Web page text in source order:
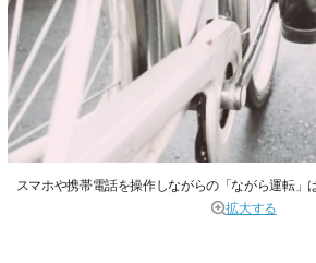
スマホや携帯電話を操作しながらの「ながら運転」
拡大する